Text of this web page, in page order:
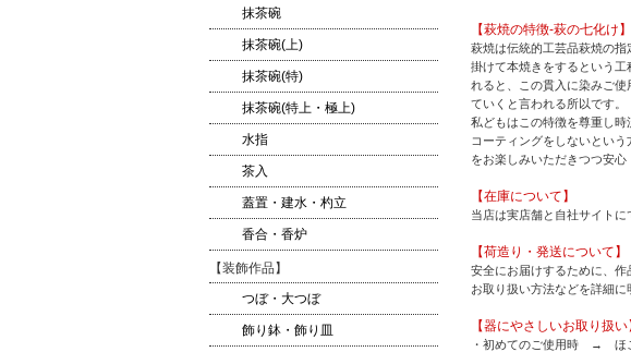
【萩焼の特徴-萩の七化け】
萩焼は伝統的工芸品萩焼の
掛けて本焼きをするという
れると、この貫入に染みご
ていくと言われる所以です。
私どもはこの特徴を尊重し
コーティングをしないとい
をお楽しみいただきつつ安心
【在庫について】
当店は実店舗と自社サイト
【荷造り・発送について】
安全にお届けするために、作
お取り扱い方法などを詳細に
【器にやさしいお取り扱い
・初めてのご使用時 → ほ
抹茶碗
抹茶碗(上)
抹茶碗(特)
抹茶碗(特上・極上)
水指
茶入
蓋置・建水・杓立
香合・香炉
【装飾作品】
つぼ・大つぼ
飾り鉢・飾り皿